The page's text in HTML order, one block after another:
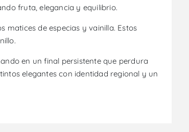
fruta, elegancia y equilibrio.
matices de especias y vainilla. Estos
en un final persistente que perdura
elegantes con identidad regional y un